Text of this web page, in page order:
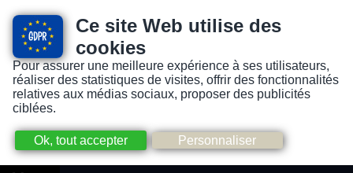
Ce site Web utilise des
cookies
Pour assurer une meilleure expérience à ses utilisateurs,
réaliser des statistiques de visites, offrir des fonctionnalités
relatives aux médias sociaux, proposer des publicités
ciblées.
Version pour personnes mal-voyantes ou non-voyantes